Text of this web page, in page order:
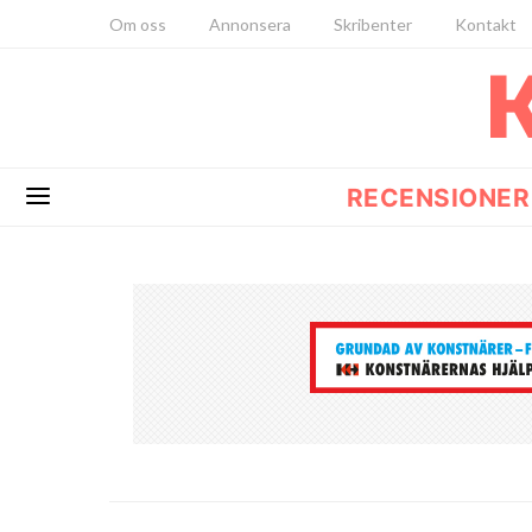
Om oss Annonsera Skribenter Kontakt
RECENSIONER